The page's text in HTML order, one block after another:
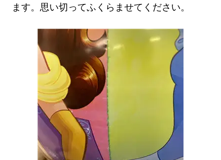
ます。思い切ってふくらませてください。